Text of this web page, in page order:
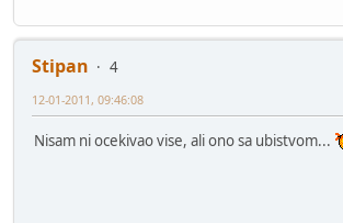
Stipan
4
12-01-2011, 09:46:08
Nisam ni ocekivao vise, ali ono sa ubistvom...